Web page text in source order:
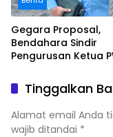
Gegara Proposal,
Bendahara Sindir
Pengurusan Ketua
Tinggalkan
Alamat email Anda
wajib ditandai *